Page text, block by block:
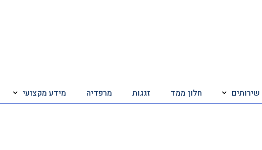
שירותים חלון ממד זגגות מרפדיה מידע מקצועי